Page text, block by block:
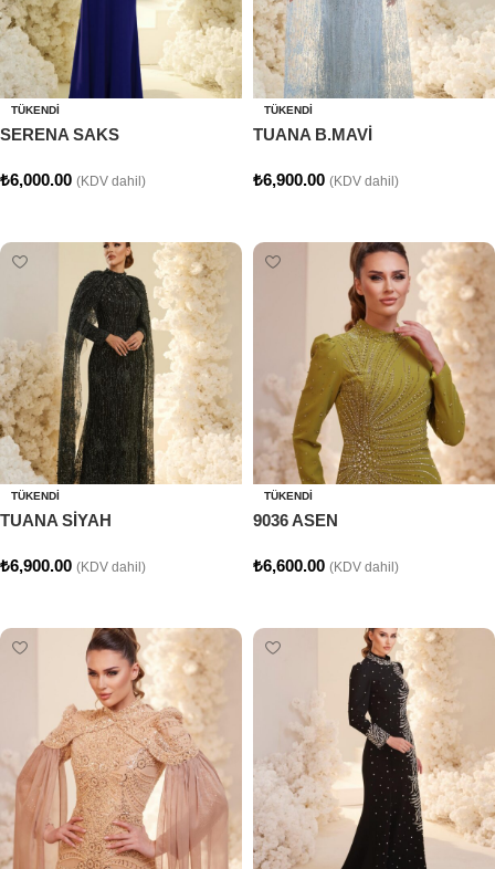
TÜKENDI
SERENA SAKS
₺6,000.00 (KDV dahil)
TÜKENDI
TUANA B.MAVİ
₺6,900.00 (KDV dahil)
TÜKENDI
TUANA SİYAH
₺6,900.00 (KDV dahil)
TÜKENDI
9036 ASEN
₺6,600.00 (KDV dahil)